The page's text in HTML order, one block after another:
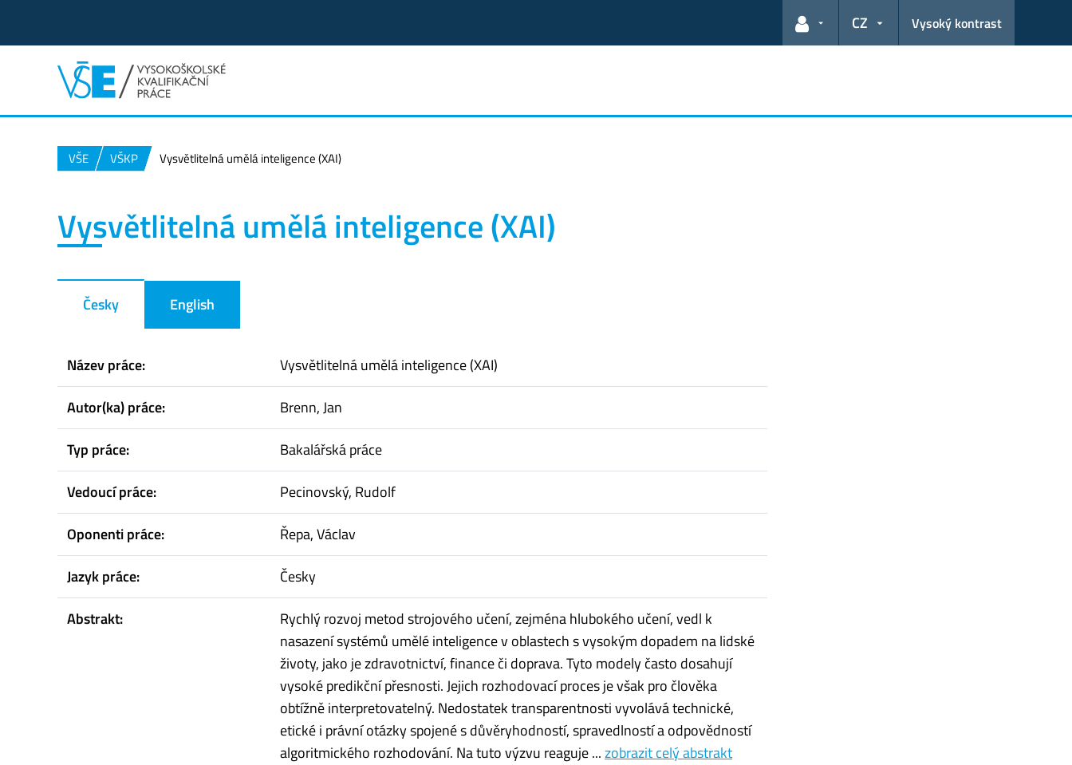
Odkazy pro uživatele
CZ Vysoký kontrast
VŠE VŠKP Vysvětlitelná umělá inteligence (XAI)
Vysvětlitelná umělá inteligence (XAI)
Česky English
Název práce:
Vysvětlitelná umělá inteligence (XAI)
Autor(ka) práce:
Brenn, Jan
Typ práce:
Bakalářská práce
Vedoucí práce:
Pecinovský, Rudolf
Oponenti práce:
Řepa, Václav
Jazyk práce:
Česky
Abstrakt:
Rychlý rozvoj metod strojového učení, zejména hlubokého učení, vedl k
nasazení systémů umělé inteligence v oblastech s vysokým dopadem na lidské
životy, jako je zdravotnictví, finance či doprava. Tyto modely často dosahují
vysoké predikční přesnosti. Jejich rozhodovací proces je však pro člověka
obtížně interpretovatelný. Nedostatek transparentnosti vyvolává technické,
etické i právní otázky spojené s důvěryhodností, spravedlností a odpovědností
algoritmického rozhodování. Na tuto výzvu reaguje ...zobrazit celý abstrakt